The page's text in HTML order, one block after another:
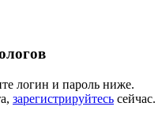
логин и пароль ниже.
зарегистрируйтесь сейчас.